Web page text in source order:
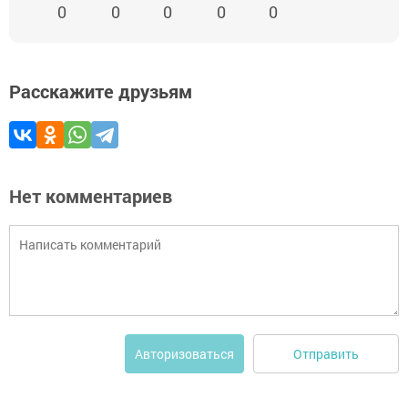
0 0 0 0 0
Расскажите друзьям
Нет комментариев
Авторизоваться Отправить